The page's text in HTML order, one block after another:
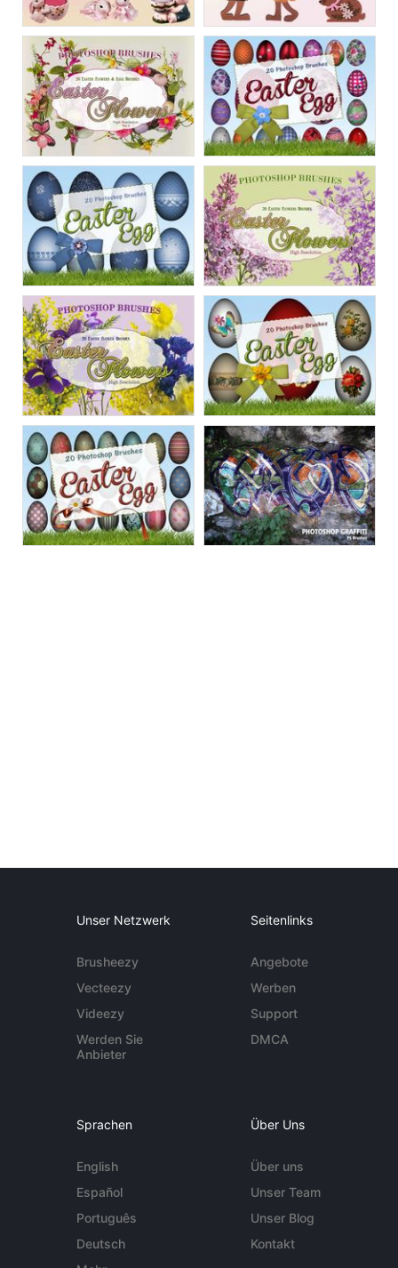
Unser Netzwerk
Brusheezy
Vecteezy
Videezy
Werden Sie
Anbieter
Seitenlinks
Angebote
Werben
Support
DMCA
Sprachen
English
Español
Português
Deutsch
Über Uns
Über uns
Unser Team
Unser Blog
Kontakt